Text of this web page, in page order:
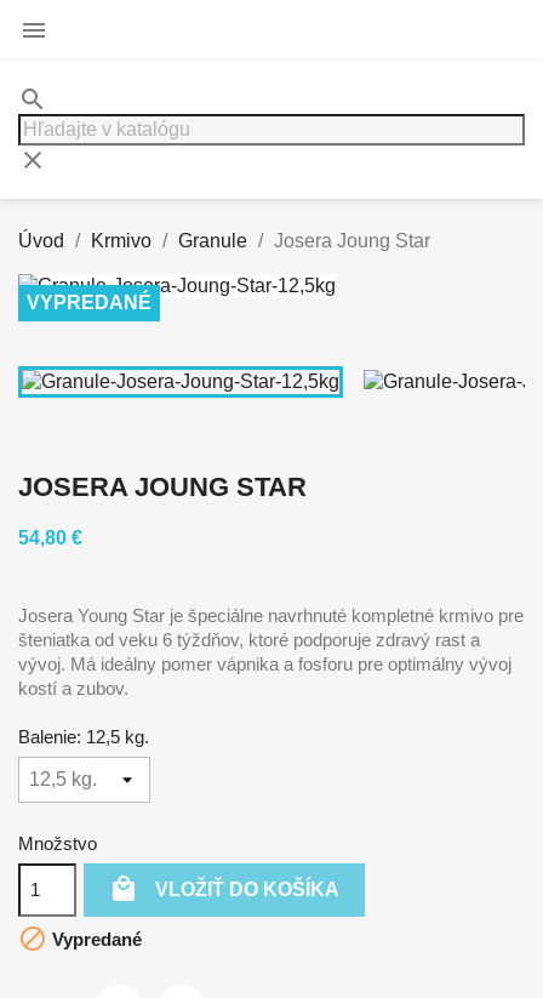

search
clear
Úvod Krmivo Granule Josera Joung Star
VYPREDANÉ
JOSERA JOUNG STAR
54,80 €
Josera Young Star je špeciálne navrhnuté kompletné krmivo pre
šteniatka od veku 6 týždňov, ktoré podporuje zdravý rast a
vývoj. Má ideálny pomer vápnika a fosforu pre optimálny vývoj
kostí a zubov.
Balenie: 12,5 kg.
Množstvo
 VLOŽIŤ DO KOŠÍKA
 Vypredané